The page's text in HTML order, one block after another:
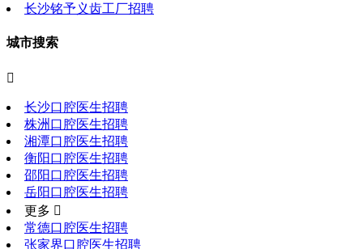
长沙铭予义齿工厂招聘
城市搜索

长沙口腔医生招聘
株洲口腔医生招聘
湘潭口腔医生招聘
衡阳口腔医生招聘
邵阳口腔医生招聘
岳阳口腔医生招聘
更多 
常德口腔医生招聘
张家界口腔医生招聘